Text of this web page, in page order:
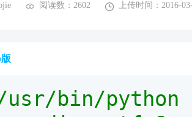
阅读数：2602 上传时间：2016-
bin/python